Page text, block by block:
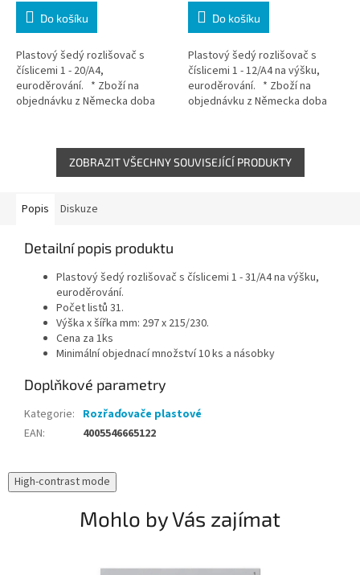
Do košíku
Plastový šedý rozlišovač s
číslicemi 1 - 20/A4,
euroděrování. * Zboží na
objednávku z Německa doba
Do košíku
Plastový šedý rozlišovač s
číslicemi 1 - 12/A4 na výšku,
euroděrování. * Zboží na
objednávku z Německa doba
ZOBRAZIT VŠECHNY SOUVISEJÍCÍ PRODUKTY
Popis Diskuze
Detailní popis produktu
Plastový šedý rozlišovač s číslicemi 1 - 31/A4 na výšku,
euroděrování.
Počet listů 31.
Výška x šířka mm: 297 x 215/230.
Cena za 1ks
Minimální objednací množství 10 ks a násobky
Doplňkové parametry
Kategorie: Rozřaďovače plastové
EAN: 4005546665122
High-contrast mode
Mohlo by Vás zajímat